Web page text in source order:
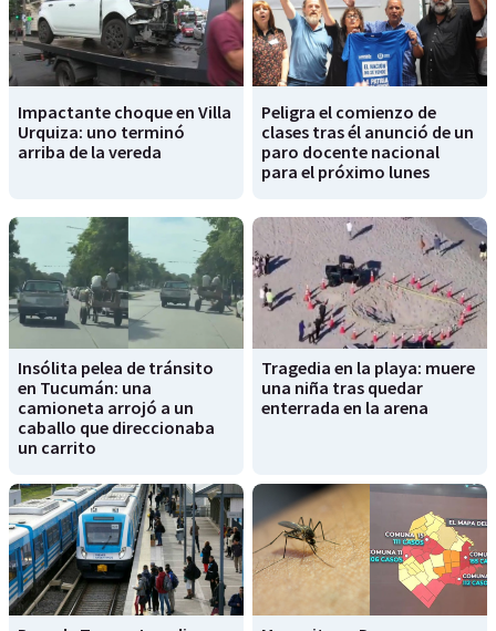
Impactante choque en Villa
Urquiza: uno terminó
arriba de la vereda
Peligra el comienzo de
clases tras él anunció de un
paro docente nacional
para el próximo lunes
Insólita pelea de tránsito
en Tucumán: una
camioneta arrojó a un
caballo que direccionaba
un carrito
Tragedia en la playa: muere
una niña tras quedar
enterrada en la arena